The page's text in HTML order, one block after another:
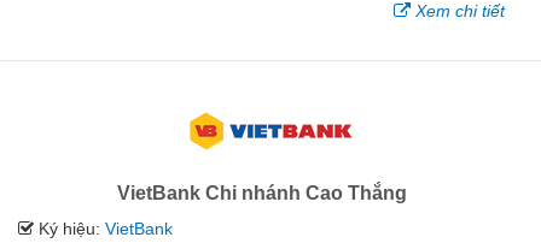
Xem chi tiết
VietBank Chi nhánh Cao Thắng
Ký hiệu: VietBank